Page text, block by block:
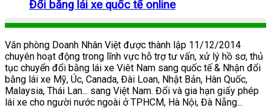
Đổi bằng lái xe quốc tế online
Văn phòng Doanh Nhân Việt được thành lập 11/12/2014
chuyên hoạt động trong lĩnh vực hỗ trợ tư vấn, xử lý hồ sơ, thủ
tục chuyển đổi bằng lái xe Viêt Nam sang quốc tế & Nhận đổi
bằng lái xe Mỹ, Úc, Canada, Đài Loan, Nhật Bản, Hàn Quốc,
Malaysia, Thái Lan... sang Việt Nam. Đổi và gia hạn giấy phép
lái xe cho người nước ngoài ở TPHCM, Hà Nội, Đà Nẵng...